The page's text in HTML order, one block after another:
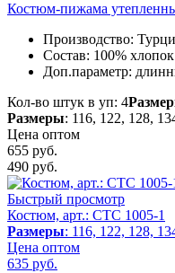
Костюм-пижама
Производство:
Состав: 100% хлопок
Доп.параметр:
Кол-во штук в уп: 4
Размеры: 116, 122, 128,
Цена оптом
655 руб.
490 руб.
Быстрый просмотр
Костюм, арт.: CTC 1005-1
Размеры: 116, 122, 128,
Цена оптом
635 руб.